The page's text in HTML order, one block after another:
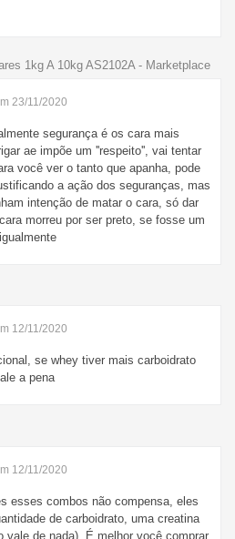
1kg A 10kg AS2102A - Marketplace
23/11/2020
segurança é os cara mais
ae impõe um ''respeito'', vai tentar
você ver o tanto que apanha, pode
a ação dos seguranças, mas
intenção de matar o cara, só dar
morreu por ser preto, se fosse um
12/11/2020
se whey tiver mais carboidrato
a pena
12/11/2020
esses combos não compensa, eles
de carboidrato, uma creatina
vale de nada). É melhor você comprar